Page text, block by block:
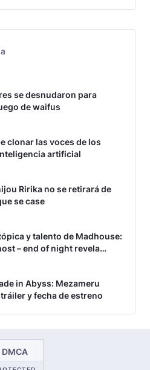
se desnudaron para
de waifus
clonar las voces de los
artificial
Ririka no se retirará de
se case
y talento de Madhouse:
– end of night revela
in Abyss: Mezameru
y fecha de estreno
DMCA